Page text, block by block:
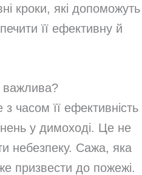
кроки, які допоможуть
її ефективну й
важлива?
часом її ефективність
у димоході. Це не
небезпеку. Сажа, яка
призвести до пожежі.